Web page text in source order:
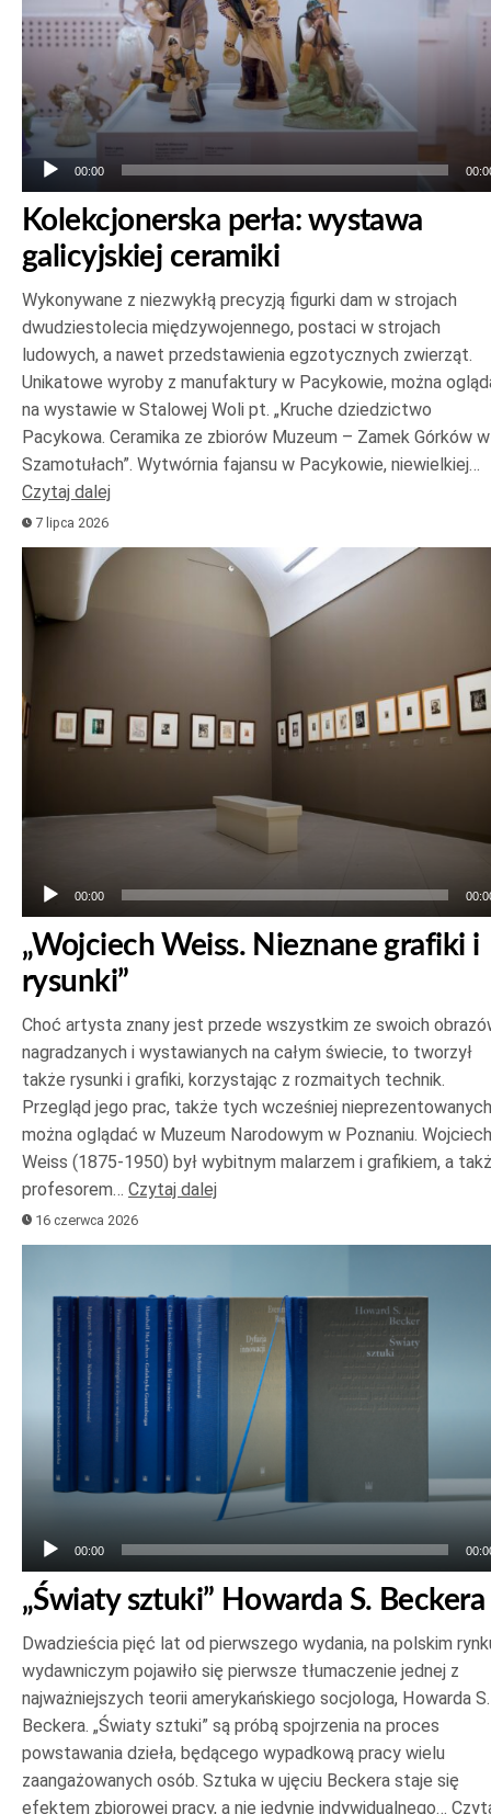
00:00
Kolekcjonerska perła: wystawa
galicyjskiej ceramiki
Wykonywane z niezwykłą precyzją figurki dam w strojach
dwudziestolecia międzywojennego, postaci w strojach
ludowych, a nawet przedstawienia egzotycznych zwierząt.
Unikatowe wyroby z manufaktury w Pacykowie, można
na wystawie w Stalowej Woli pt. „Kruche dziedzictwo
Pacykowa. Ceramika ze zbiorów Muzeum – Zamek Górków w
Szamotułach”. Wytwórnia fajansu w Pacykowie, niewielkiej…
Czytaj dalej
7 lipca 2026
Odtwarzacz
plików
dźwiękowych
00:00
„Wojciech Weiss. Nieznane grafiki i
rysunki”
Choć artysta znany jest przede wszystkim ze swoich
nagradzanych i wystawianych na całym świecie, to tworzył
także rysunki i grafiki, korzystając z rozmaitych technik.
Przegląd jego prac, także tych wcześniej
można oglądać w Muzeum Narodowym w Poznaniu. Wojciech
Weiss (1875-1950) był wybitnym malarzem i grafikiem, a
profesorem… Czytaj dalej
16 czerwca 2026
dźwiękowych
00:00
„Światy sztuki” Howarda S. Beckera
Dwadzieścia pięć lat od pierwszego wydania, na polskim
wydawniczym pojawiło się pierwsze tłumaczenie jednej z
najważniejszych teorii amerykańskiego socjologa, Howarda S.
Beckera. „Światy sztuki” są próbą spojrzenia na proces
powstawania dzieła, będącego wypadkową pracy wielu
zaangażowanych osób. Sztuka w ujęciu Beckera staje się
efektem zbiorowej pracy, a nie jedynie indywidualnego…